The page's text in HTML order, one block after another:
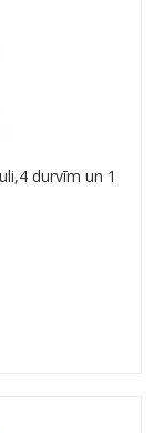
durvīm un 1